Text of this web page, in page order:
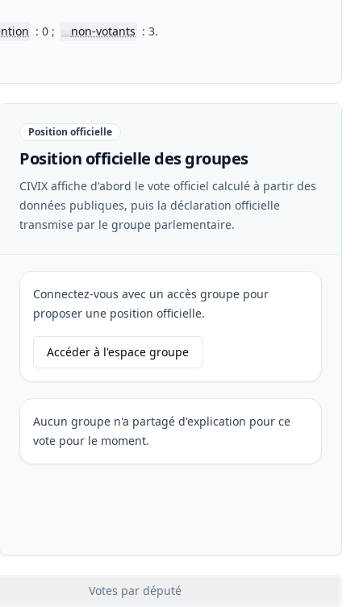
: 0 ; 📖non-votants : 3.
Position officielle
Position officielle des groupes
CIVIX affiche d'abord le vote officiel calculé à partir des
données publiques, puis la déclaration officielle
transmise par le groupe parlementaire.
Connectez-vous avec un accès groupe pour
proposer une position officielle.
Accéder à l'espace groupe
Aucun groupe n'a partagé d'explication pour ce
vote pour le moment.
Votes par député